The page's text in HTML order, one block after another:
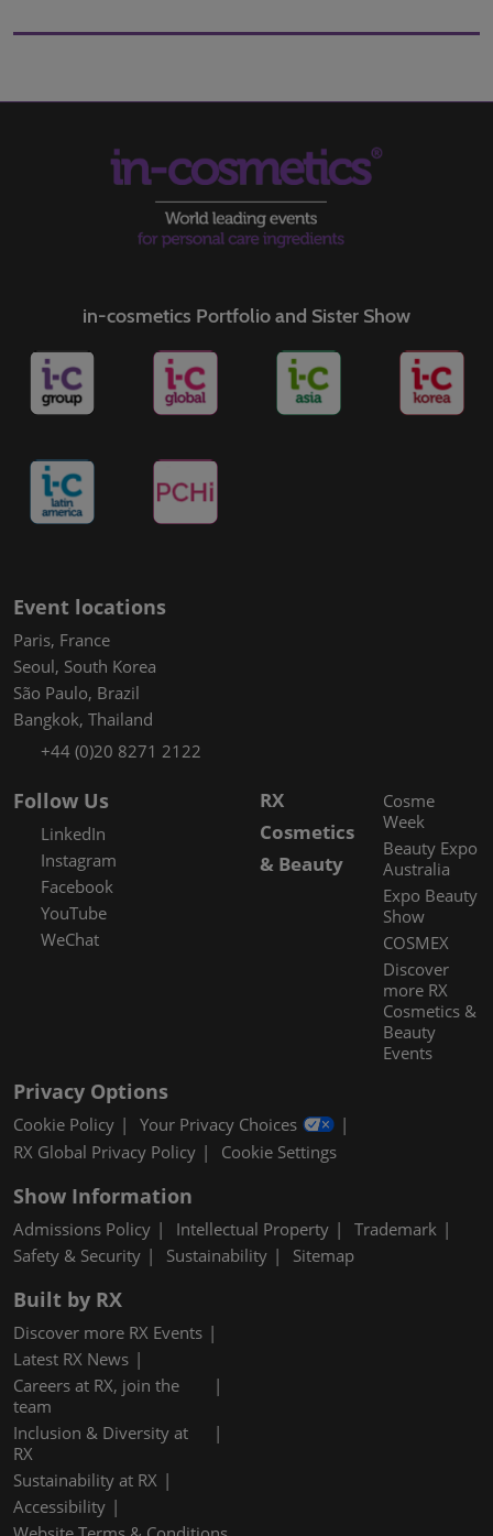
in-cosmetics Portfolio and Sister Show
Event locations
Paris, France
Seoul, South Korea
São Paulo, Brazil
Bangkok, Thailand
+44 (0)20 8271 2122
Follow Us
LinkedIn
Instagram
Facebook
YouTube
WeChat
RX
Cosmetics
& Beauty
Cosme
Week
Beauty Expo
Australia
Expo Beauty
Show
COSMEX
Discover
more RX
Cosmetics &
Beauty
Events
Privacy Options
Cookie Policy
Your Privacy Choices
RX Global Privacy Policy
Cookie Settings
Show Information
Admissions Policy Intellectual Property
Trademark
Safety & Security
Sustainability Sitemap
Built by RX
Discover more RX Events
Latest RX News
Careers at RX, join the
team
Inclusion & Diversity at
RX
Sustainability at RX
Accessibility